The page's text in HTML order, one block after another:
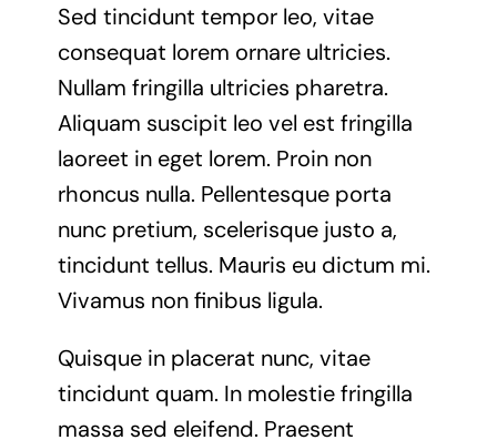
Sed tincidunt tempor leo, vitae
consequat lorem ornare ultricies.
Nullam fringilla ultricies pharetra.
Aliquam suscipit leo vel est fringilla
laoreet in eget lorem. Proin non
rhoncus nulla. Pellentesque porta
nunc pretium, scelerisque justo a,
tincidunt tellus. Mauris eu dictum mi.
Vivamus non finibus ligula.
Quisque in placerat nunc, vitae
tincidunt quam. In molestie fringilla
massa sed eleifend. Praesent